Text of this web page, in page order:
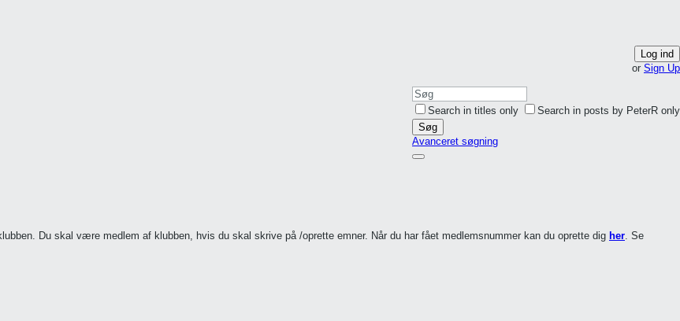
Log ind
or Sign Up
Search in titles only
Search in posts by PeterR only
Søg
Avanceret søgning
Du skal være medlem af klubben, hvis du skal skrive på /oprette emner. Når du har fået medlemsnummer kan du oprette dig her. Se